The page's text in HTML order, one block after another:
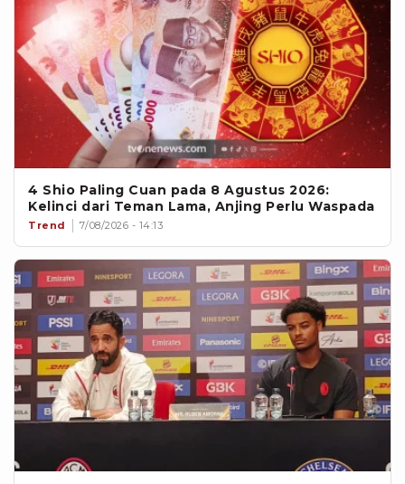
4 Shio Paling Cuan pada 8 Agustus 2026:
Kelinci dari Teman Lama, Anjing Perlu Waspada
Trend 7/08/2026 - 14:13